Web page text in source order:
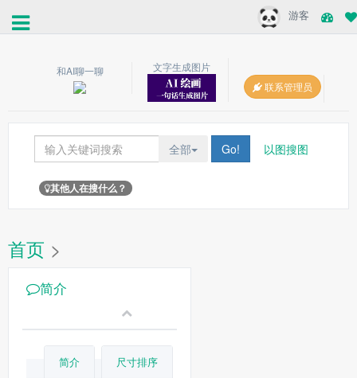
游客
和AI聊一聊
文字生成图片
联系管理员
全部 Go! 以图搜图
其他人在搜什么？
首页 >
简介
简介 尺寸排序